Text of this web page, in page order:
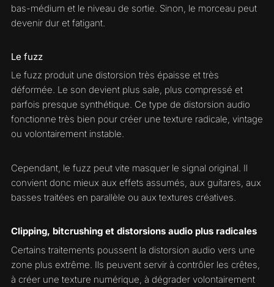
bas-médium et le niveau de sortie. Sinon, le morceau peut
devenir dur et fatigant.
Le fuzz
Le fuzz produit une distorsion très épaisse et très
déformée. Le son devient plus sale, plus compressé et
parfois presque synthétique. Ce type de distorsion audio
fonctionne très bien pour créer une texture radicale, vintage
ou volontairement instable.
Cependant, le fuzz peut vite masquer le signal original. Il
convient donc mieux aux effets assumés, aux guitares, aux
basses traitées en parallèle ou aux textures créatives.
Clipping, bitcrushing et distorsions audio plus radicales
Certains traitements poussent la distorsion audio vers une
zone plus extrême. Ils peuvent servir à contrôler les crêtes,
à créer une texture numérique, à dégrader volontairement